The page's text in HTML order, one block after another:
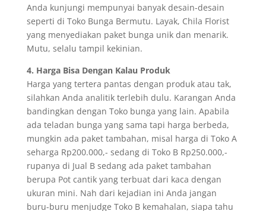
Anda kunjungi mempunyai banyak desain-desain
seperti di Toko Bunga Bermutu. Layak, Chila Florist
yang menyediakan paket bunga unik dan menarik.
Mutu, selalu tampil kekinian.
4. Harga Bisa Dengan Kalau Produk
Harga yang tertera pantas dengan produk atau tak,
silahkan Anda analitik terlebih dulu. Karangan Anda
bandingkan dengan Toko bunga yang lain. Apabila
ada teladan bunga yang sama tapi harga berbeda,
mungkin ada paket tambahan, misal harga di Toko A
seharga Rp200.000,- sedang di Toko B Rp250.000,-
rupanya di Jual B sedang ada paket tambahan
berupa Pot cantik yang terbuat dari kaca dengan
ukuran mini. Nah dari kejadian ini Anda jangan
buru-buru menjudge Toko B kemahalan, siapa tahu